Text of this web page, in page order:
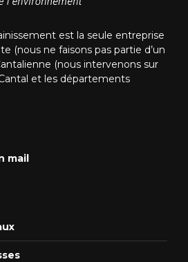
est la seule entreprise
(nous ne faisons pas partie d’un
(nous intervenons sur
et les départements
mail